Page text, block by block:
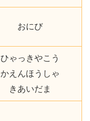
おにび
ひゃっきやこう
かえんほうしゃ
きあいだま